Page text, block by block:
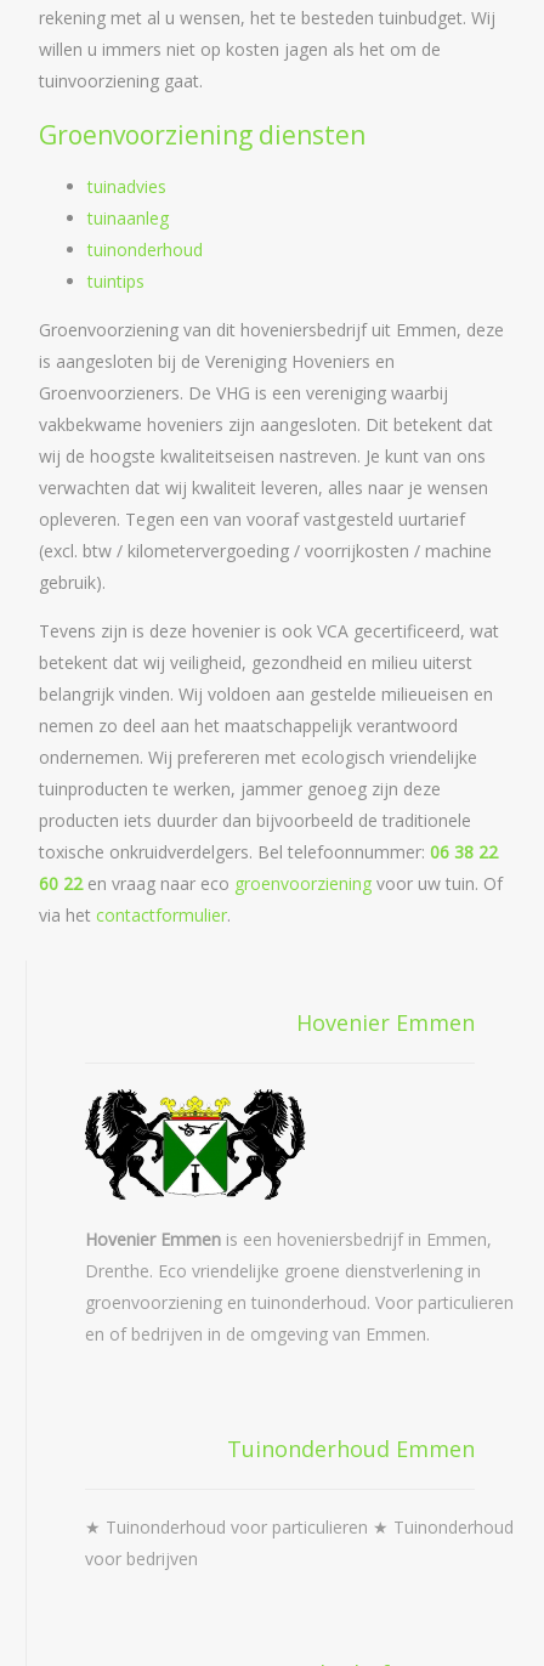
rekening met al u wensen, het te besteden tuinbudget. Wij
willen u immers niet op kosten jagen als het om de
tuinvoorziening gaat.
Groenvoorziening diensten
tuinadvies
tuinaanleg
tuinonderhoud
tuintips
Groenvoorziening van dit hoveniersbedrijf uit Emmen, deze
is aangesloten bij de Vereniging Hoveniers en
Groenvoorzieners. De VHG is een vereniging waarbij
vakbekwame hoveniers zijn aangesloten. Dit betekent dat
wij de hoogste kwaliteitseisen nastreven. Je kunt van ons
verwachten dat wij kwaliteit leveren, alles naar je wensen
opleveren. Tegen een van vooraf vastgesteld uurtarief
(excl. btw / kilometervergoeding / voorrijkosten / machine
gebruik).
Tevens zijn is deze hovenier is ook VCA gecertificeerd, wat
betekent dat wij veiligheid, gezondheid en milieu uiterst
belangrijk vinden. Wij voldoen aan gestelde milieueisen en
nemen zo deel aan het maatschappelijk verantwoord
ondernemen. Wij prefereren met ecologisch vriendelijke
tuinproducten te werken, jammer genoeg zijn deze
producten iets duurder dan bijvoorbeeld de traditionele
toxische onkruidverdelgers. Bel telefoonnummer: 06 38 22
60 22 en vraag naar eco groenvoorzieningvoor uw tuin. Of
via het contactformulier.
Hovenier Emmen
Hovenier Emmen is een hoveniersbedrijf in Emmen,
Drenthe. Eco vriendelijke groene dienstverlening in
groenvoorziening en tuinonderhoud. Voor particulieren
en of bedrijven in de omgeving van Emmen.
Tuinonderhoud Emmen
★ Tuinonderhoud voor particulieren ★ Tuinonderhoud
voor bedrijven